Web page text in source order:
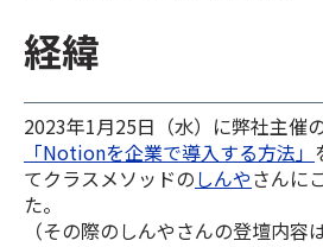
経緯
2023年1月25日（水）に弊社主催
「Notionを企業で導入する方法」
てクラスメソッドのしんやさんに
た。
（その際のしんやさんの登壇内容